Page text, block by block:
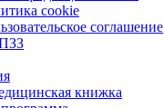
cookie
соглашение
книжка